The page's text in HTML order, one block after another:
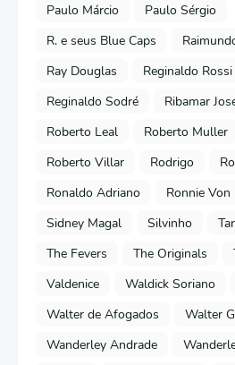
Paulo Márcio
Paulo Sérgio
R. e seus Blue Caps
Ray Douglas
Reginaldo Rossi
Reginaldo Sodré
Ribamar
Roberto Leal
Roberto Muller
Roberto Villar
Rodrigo
Ronaldo Adriano
Ronnie Von
Sidney Magal
Silvinho
The Fevers
The Originals
Valdenice
Waldick Soriano
Walter de Afogados
Walter
Wanderley Andrade